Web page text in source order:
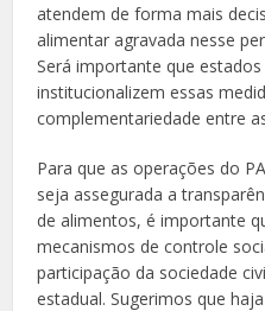
atendem de forma mais
alimentar agravada nesse
Será importante que
institucionalizem essas
complementariedade entre
Para que as operações do
seja assegurada a
de alimentos, é importante
mecanismos de controle
participação da sociedade
estadual. Sugerimos que